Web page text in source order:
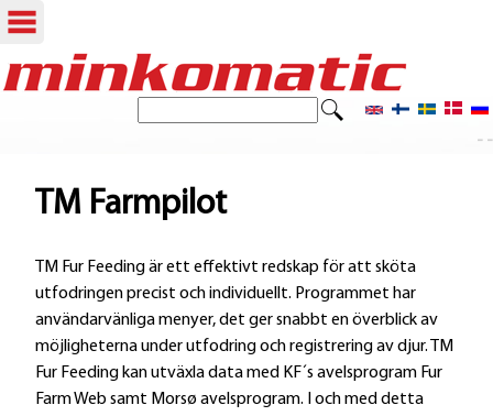
Hoppa
S
k
o
r
m
u
- -
TM Farmpilot
TM Fur Feeding är ett effektivt redskap för att sköta
utfodringen precist och individuellt. Programmet har
användarvänliga menyer, det ger snabbt en överblick av
möjligheterna under utfodring och registrering av djur. TM
Fur Feeding kan utväxla data med KF´s avelsprogram Fur
Farm Web samt Morsø avelsprogram. I och med detta